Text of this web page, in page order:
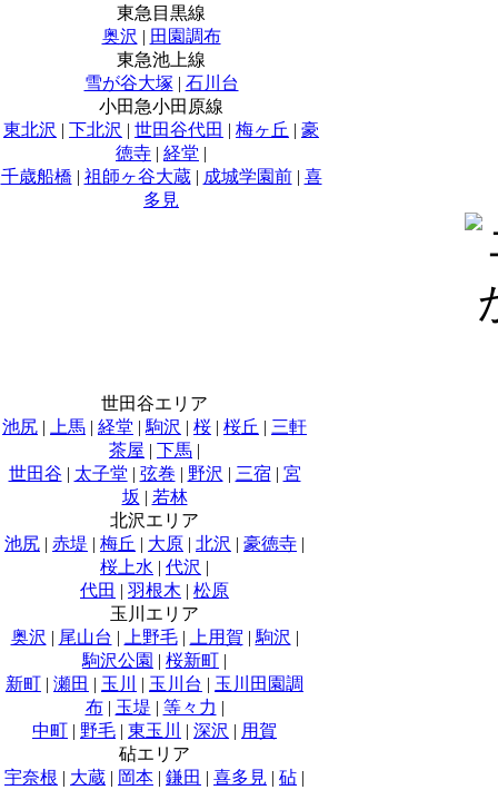
東急目黒線
奥沢 | 田園調布
東急池上線
雪が谷大塚 | 石川台
小田急小田原線
東北沢 | 下北沢 | 世田谷代田 | 梅ヶ丘 | 豪
徳寺 | 経堂 |
千歳船橋 | 祖師ヶ谷大蔵| 成城学園前| 喜
多見
世田谷エリア
池尻 | 上馬 | 経堂 | 駒沢 | 桜 | 桜丘 | 三軒
茶屋 | 下馬 |
世田谷 | 太子堂 | 弦巻 | 野沢 | 三宿 | 宮
坂 | 若林
北沢エリア
池尻 | 赤堤 | 梅丘 | 大原 | 北沢 | 豪徳寺 |
桜上水 | 代沢 |
代田 | 羽根木 | 松原
玉川エリア
奥沢 | 尾山台 | 上野毛| 上用賀 | 駒沢 |
駒沢公園 | 桜新町 |
新町 | 瀬田 | 玉川 | 玉川台 | 玉川田園調
布| 玉堤 | 等々力 |
中町 | 野毛 | 東玉川 | 深沢 | 用賀
砧エリア
宇奈根 | 大蔵 | 岡本 | 鎌田 | 喜多見 | 砧 |